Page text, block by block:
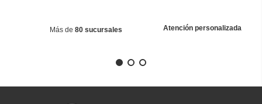
Más de 80 sucursales Atención personalizada